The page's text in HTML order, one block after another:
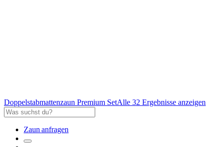
Doppelstabmattenzaun Premium SetAlle 32 Ergebnisse anzeigen
Zaun anfragen